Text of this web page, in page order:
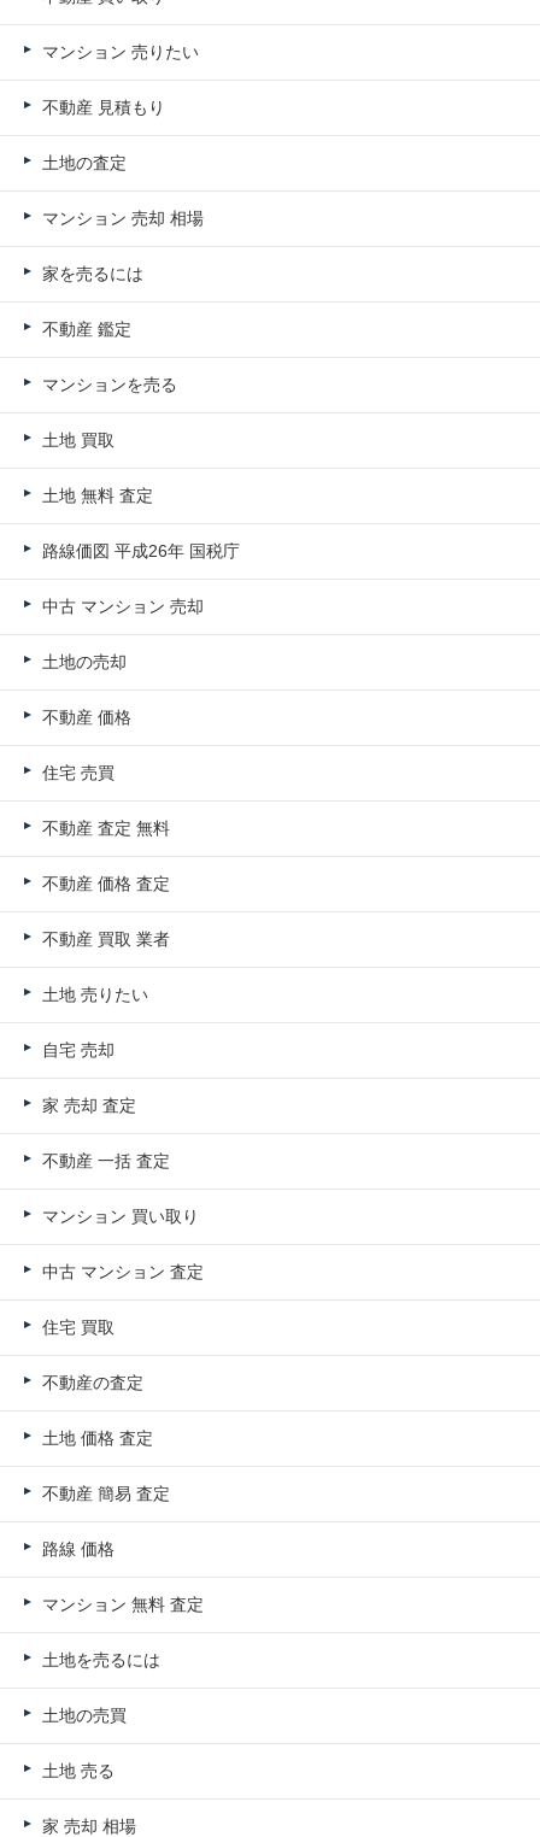
マンション 売りたい
不動産 見積もり
土地の査定
マンション 売却 相場
家を売るには
不動産 鑑定
マンションを売る
土地 買取
土地 無料 査定
路線価図 平成26年 国税庁
中古 マンション 売却
土地の売却
不動産 価格
住宅 売買
不動産 査定 無料
不動産 価格 査定
不動産 買取 業者
土地 売りたい
自宅 売却
家 売却 査定
不動産 一括 査定
マンション 買い取り
中古 マンション 査定
住宅 買取
不動産の査定
土地 価格 査定
不動産 簡易 査定
路線 価格
マンション 無料 査定
土地を売るには
土地の売買
土地 売る
家 売却 相場